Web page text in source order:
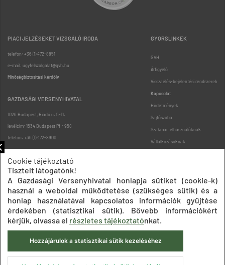
PIACI JELZÉSEKET VIZSGÁLÓ IRODA
telefon: +36 (1) 472-8851
e-mail: ugyfelszolgalat@gvh.hu
Minőségbiztosítási kérdőív
GAZDASÁGI VERSENYHIVATAL
1026 Budapest, Riadó u. 5-11.
levélcím: 1534 Budapest Pf.: 958
telefon: +36 (1) 472-8900
GYORSLINKEK
GVH
Árfigyelő
Visszaélés-bejelentési rendszerek
Kapcsolat
Hirdetmények
Sajtószoba
Szakmai felhasználóknak
Vállalkozásoknak
Oldaltérkép
Impresszum Adatkezelési tájékoztatók
Akadálymentesítési nyilatkozat
Közadatkereső
Süti beállítások ÁSZF
Cookie tájékoztató
Tisztelt látogatónk!
A Gazdasági Versenyhivatal honlapja sütiket (cookie-k)
használ a weboldal működtetése (szükséges sütik) és a
honlap használatával kapcsolatos információk gyűjtése
érdekében (statisztikai sütik). Bővebb információkért
kérjük, olvassa el részletes tájékoztatónkat.
Hozzájárulok a statisztikai sütik kezeléséhez